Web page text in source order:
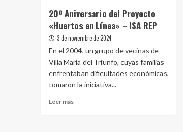
20º Aniversario del Proyecto
«Huertos en Línea» – ISA REP
3 de noviembre de 2024
En el 2004, un grupo de vecinas de
Villa María del Triunfo, cuyas familias
enfrentaban dificultades económicas,
tomaron la iniciativa...
Leer másLeer